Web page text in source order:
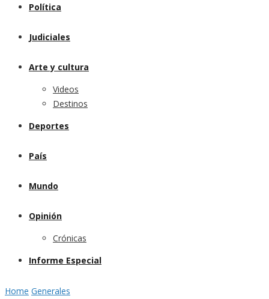
Política
Judiciales
Arte y cultura
Videos
Destinos
Deportes
País
Mundo
Opinión
Crónicas
Informe Especial
Home Generales